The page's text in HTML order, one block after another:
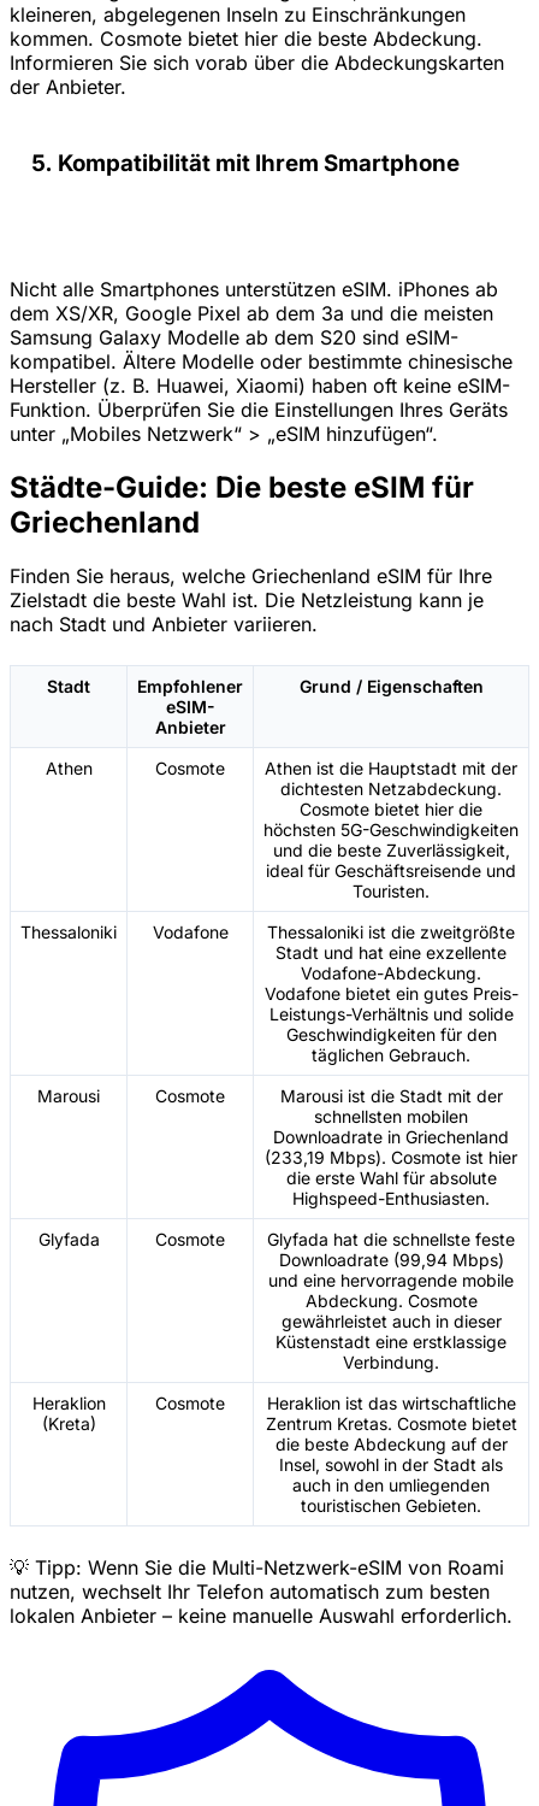
kleineren, abgelegenen Inseln zu Einschränkungen
kommen. Cosmote bietet hier die beste Abdeckung.
Informieren Sie sich vorab über die Abdeckungskarten
der Anbieter.
Kompatibilität mit Ihrem Smartphone
Nicht alle Smartphones unterstützen eSIM. iPhones ab
dem XS/XR, Google Pixel ab dem 3a und die meisten
Samsung Galaxy Modelle ab dem S20 sind eSIM-
kompatibel. Ältere Modelle oder bestimmte chinesische
Hersteller (z. B. Huawei, Xiaomi) haben oft keine eSIM-
Funktion. Überprüfen Sie die Einstellungen Ihres Geräts
unter „Mobiles Netzwerk“ > „eSIM hinzufügen“.
Städte-Guide: Die beste eSIM für
Griechenland
Finden Sie heraus, welche Griechenland eSIM für Ihre
Zielstadt die beste Wahl ist. Die Netzleistung kann je
nach Stadt und Anbieter variieren.
Stadt
Empfohlener
eSIM-
Anbieter
Grund / Eigenschaften
Athen Cosmote
Athen ist die Hauptstadt mit der
dichtesten Netzabdeckung.
Cosmote bietet hier die
höchsten 5G-Geschwindigkeiten
und die beste Zuverlässigkeit,
ideal für Geschäftsreisende und
Touristen.
Thessaloniki
Vodafone
Thessaloniki ist die zweitgrößte
Stadt und hat eine exzellente
Vodafone-Abdeckung.
Vodafone bietet ein gutes Preis-
Leistungs-Verhältnis und solide
Geschwindigkeiten für den
täglichen Gebrauch.
Marousi
Cosmote
Marousi ist die Stadt mit der
schnellsten mobilen
Downloadrate in Griechenland
(233,19 Mbps). Cosmote ist hier
die erste Wahl für absolute
Highspeed-Enthusiasten.
Glyfada
Cosmote
Glyfada hat die schnellste feste
Downloadrate (99,94 Mbps)
und eine hervorragende mobile
Abdeckung. Cosmote
gewährleistet auch in dieser
Küstenstadt eine erstklassige
Verbindung.
Heraklion
(Kreta)
Cosmote
Heraklion ist das wirtschaftliche
Zentrum Kretas. Cosmote bietet
die beste Abdeckung auf der
Insel, sowohl in der Stadt als
auch in den umliegenden
touristischen Gebieten.
💡 Tipp: Wenn Sie die Multi-Netzwerk-eSIM von Roami
nutzen, wechselt Ihr Telefon automatisch zum besten
lokalen Anbieter – keine manuelle Auswahl erforderlich.